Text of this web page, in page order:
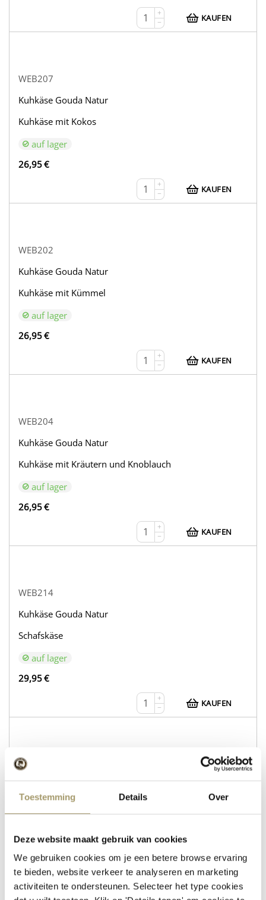
Toestemming Details Over
Deze website maakt gebruik van cookies
We gebruiken cookies om je een betere browse ervaring
te bieden, website verkeer te analyseren en marketing
activiteiten te ondersteunen. Selecteer het type cookies
+
−
KAUFEN
WEB207
Kuhkäse Gouda Natur
Kuhkäse mit Kokos
auf lager
26,95€
+
−
KAUFEN
WEB202
Kuhkäse Gouda Natur
Kuhkäse mit Kümmel
auf lager
26,95€
+
−
KAUFEN
WEB204
Kuhkäse Gouda Natur
Kuhkäse mit Kräutern und Knoblauch
auf lager
26,95€
+
−
KAUFEN
WEB214
Kuhkäse Gouda Natur
Schafskäse
auf lager
29,95€
+
−
KAUFEN
WEB216
+
−
KAUFEN